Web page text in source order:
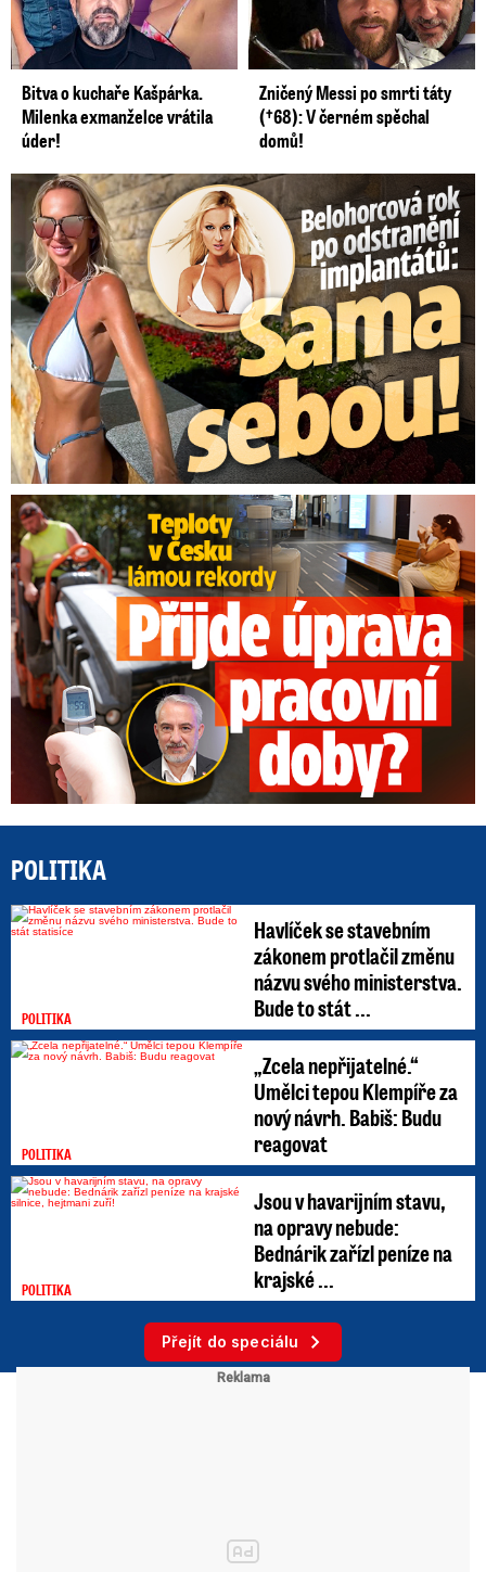
Bitva o kuchaře Kašpárka.
Milenka exmanželce vrátila
úder!
Zničený Messi po smrti táty
(†68): V černém spěchal
domů!
Belohorcová rok po odstranění implantátů: Konečně sama sebou
Teploty v Česku lámou rekordy: Přijde úprava pracovní doby?
POLITIKA
POLITIKA
Havlíček se stavebním
zákonem protlačil změnu
názvu svého ministerstva.
Bude to stát ...
POLITIKA
„Zcela nepřijatelné.“
Umělci tepou Klempíře za
nový návrh. Babiš: Budu
reagovat
POLITIKA
Jsou v havarijním stavu,
na opravy nebude:
Bednárik zařízl peníze na
krajské ...
Přejít do speciálu